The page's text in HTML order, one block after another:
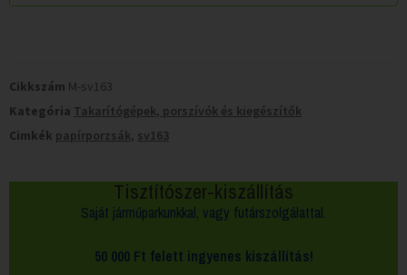
Cikkszám M-sv163
Kategória Takarítógépek, porszívók és kiegészítők
Cimkék papírporzsák, sv163
Tisztítószer-kiszállítás
Saját járműparkunkkal, vagy futárszolgálattal.
50 000 Ft felett ingyenes kiszállítás!